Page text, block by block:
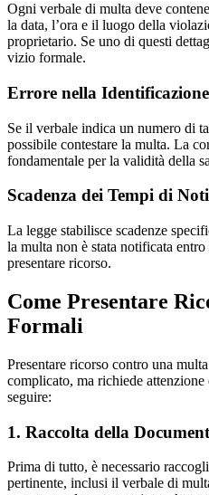
Ogni verbale di multa deve
la data, l’ora e il luogo della
proprietario. Se uno di questi
vizio formale.
Errore nella
Se il verbale indica un numero di
possibile contestare la multa. La
fondamentale per la validità della
Scadenza dei Tempi di
La legge stabilisce scadenze
la multa non è stata notificata
presentare ricorso.
Come Presentare
Formali
Presentare ricorso contro una
complicato, ma richiede
seguire:
1. Raccolta della
Prima di tutto, è necessario
pertinente, inclusi il verbale di